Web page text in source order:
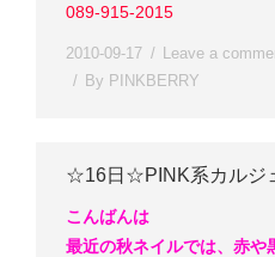
089-915-2015
2010-09-17 Leave a
By PINKBERRY
☆16日☆PINK系カルジ
こんばんは
最近の秋ネイルでは、赤や